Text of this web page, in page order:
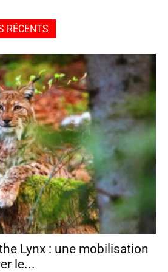
RÉCENTS
Lynx : une mobilisation
le...